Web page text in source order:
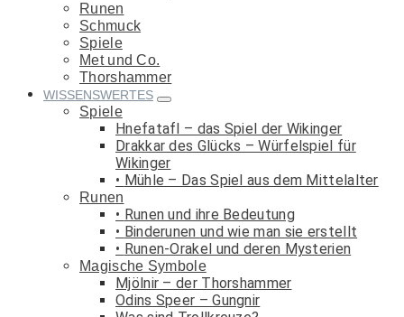
Runen
Schmuck
Spiele
Met und Co.
Thorshammer
WISSENSWERTES
Spiele
Hnefatafl – das Spiel der Wikinger
Drakkar des Glücks – Würfelspiel für
Wikinger
Mühle – Das Spiel aus dem Mittelalter
Runen
Runen und ihre Bedeutung
Binderunen und wie man sie erstellt
Runen-Orakel und deren Mysterien
Magische Symbole
Mjölnir – der Thorshammer
Odins Speer – Gungnir